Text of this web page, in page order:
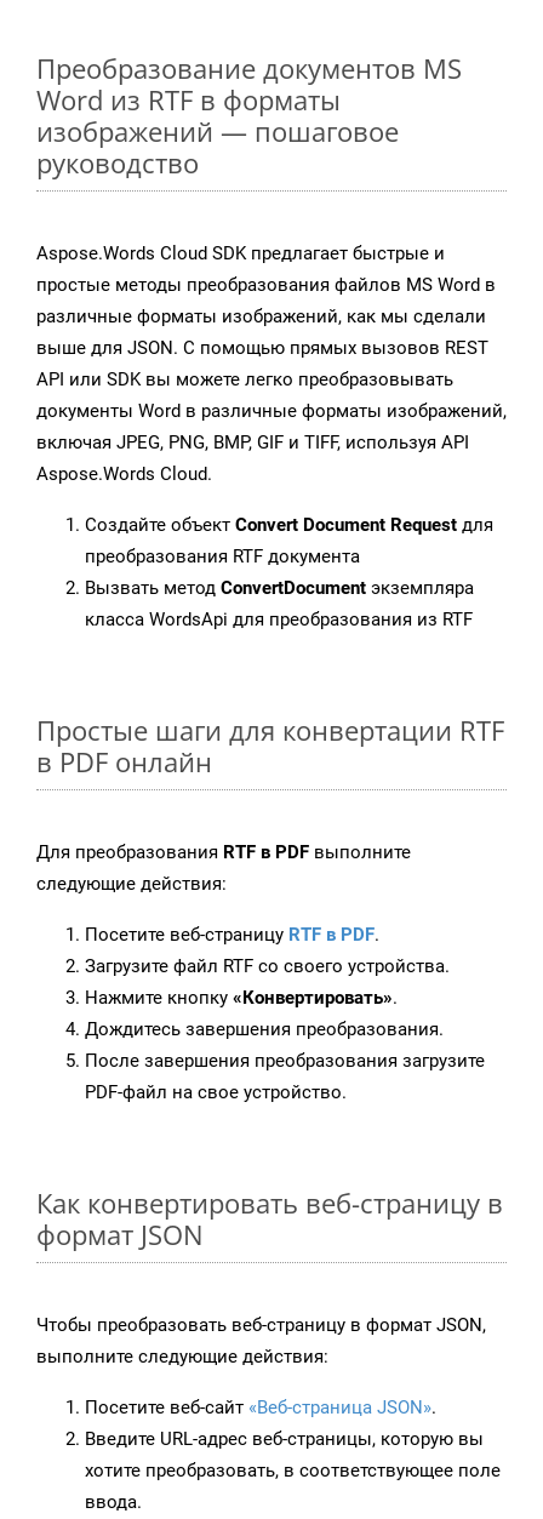
Преобразование документов MS
Word из RTF в форматы
изображений — пошаговое
руководство
Aspose.Words Cloud SDK предлагает быстрые и
простые методы преобразования файлов MS Word в
различные форматы изображений, как мы сделали
выше для JSON. С помощью прямых вызовов REST
API или SDK вы можете легко преобразовывать
документы Word в различные форматы изображений,
включая JPEG, PNG, BMP, GIF и TIFF, используя API
Aspose.Words Cloud.
Создайте объект Convert Document Request для
преобразования RTF документа
Вызвать метод ConvertDocument экземпляра
класса WordsApi для преобразования из RTF
Простые шаги для конвертации RTF
в PDF онлайн
Для преобразования RTF в PDF выполните
следующие действия:
Посетите веб-страницу RTF в PDF.
Загрузите файл RTF со своего устройства.
Нажмите кнопку «Конвертировать».
Дождитесь завершения преобразования.
После завершения преобразования загрузите
PDF-файл на свое устройство.
Как конвертировать веб-страницу в
формат JSON
Чтобы преобразовать веб-страницу в формат JSON,
выполните следующие действия:
Посетите веб-сайт «Веб-страница JSON».
Введите URL-адрес веб-страницы, которую вы
хотите преобразовать, в соответствующее поле
ввода.